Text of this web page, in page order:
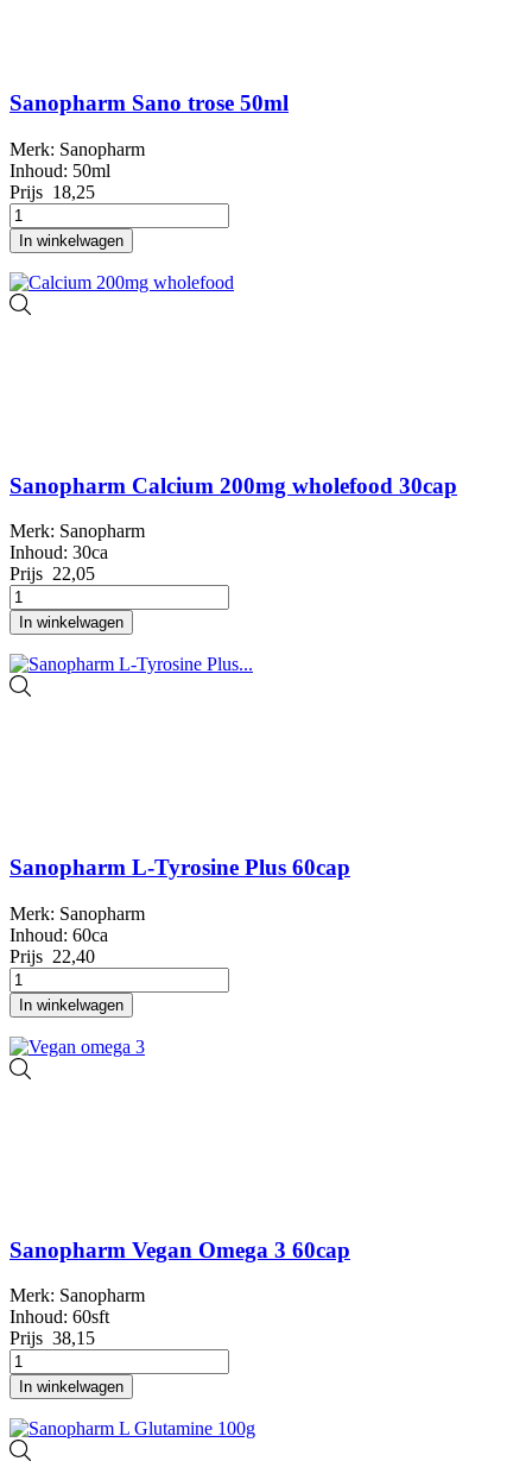
Sanopharm Sano trose 50ml
Merk: Sanopharm
Inhoud: 50ml
Prijs 18,25
In winkelwagen
Sanopharm Calcium 200mg wholefood 30cap
Merk: Sanopharm
Inhoud: 30ca
Prijs 22,05
In winkelwagen
Sanopharm L-Tyrosine Plus 60cap
Merk: Sanopharm
Inhoud: 60ca
Prijs 22,40
In winkelwagen
Sanopharm Vegan Omega 3 60cap
Merk: Sanopharm
Inhoud: 60sft
Prijs 38,15
In winkelwagen